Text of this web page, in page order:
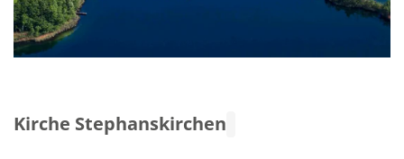
Kirche Stephanskirchen